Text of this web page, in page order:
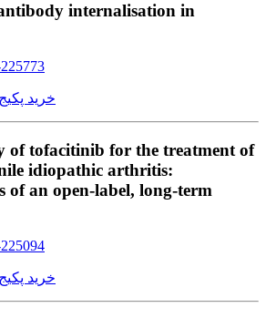
internalisation in
خرید
of tofacitinib for the treatment of
idiopathic arthritis:
of an open-label, long-term
خرید